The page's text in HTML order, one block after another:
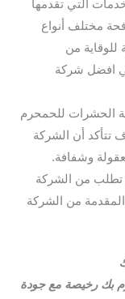
التي تقدمها
مختلف أنواع
للوقاية من
افضل شركة
الحشرات للحمحرم
تتأكد أن الشركة
وشفافة.
تطلب من الشركة
من الشركة
بك رخيصة مع جودة